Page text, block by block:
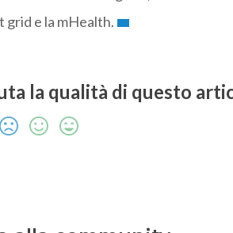
grid e la mHealth.
la qualità di questo